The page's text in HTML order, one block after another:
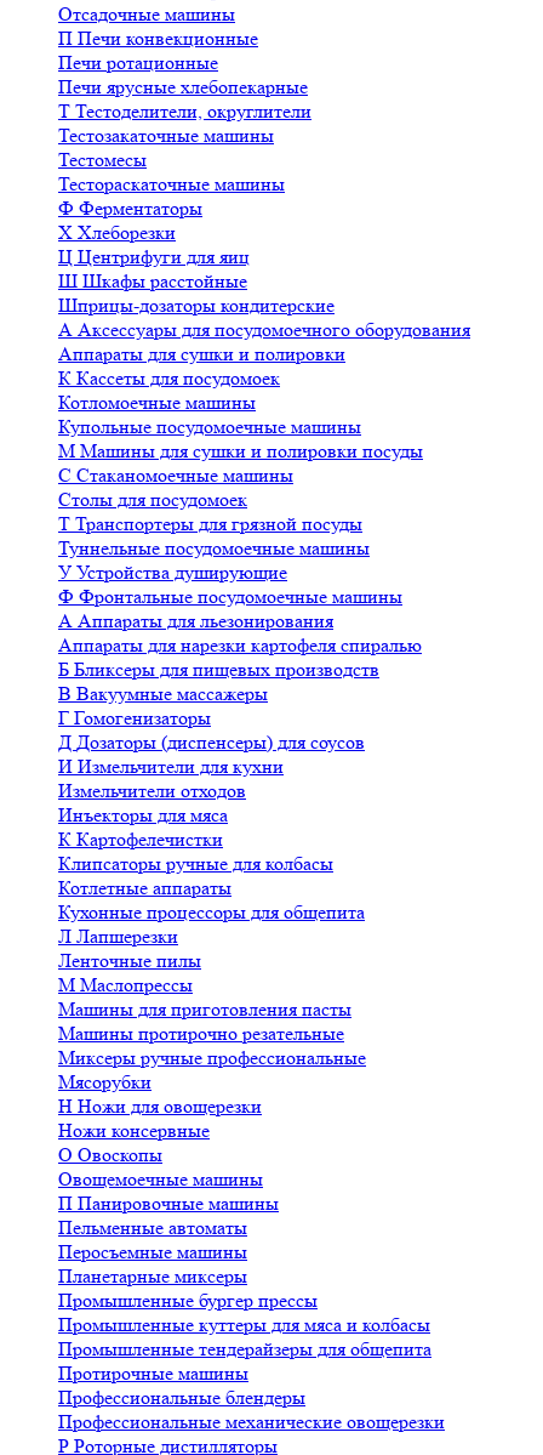
Отсадочные машины
П Печи конвекционные
Печи ротационные
Печи ярусные хлебопекарные
Т Тестоделители, округлители
Тестозакаточные машины
Тестомесы
Тестораскаточные машины
Ф Ферментаторы
Х Хлеборезки
Ц Центрифуги для яиц
Ш Шкафы расстойные
Шприцы-дозаторы кондитерские
А Аксессуары для посудомоечного оборудования
Аппараты для сушки и полировки
К Кассеты для посудомоек
Котломоечные машины
Купольные посудомоечные машины
М Машины для сушки и полировки посуды
С Стаканомоечные машины
Столы для посудомоек
Т Транспортеры для грязной посуды
Туннельные посудомоечные машины
У Устройства душирующие
Ф Фронтальные посудомоечные машины
А Аппараты для льезонирования
Аппараты для нарезки картофеля спиралью
Б Бликсеры для пищевых производств
В Вакуумные массажеры
Г Гомогенизаторы
Д Дозаторы (диспенсеры) для соусов
И Измельчители для кухни
Измельчители отходов
Инъекторы для мяса
К Картофелечистки
Клипсаторы ручные для колбасы
Котлетные аппараты
Кухонные процессоры для общепита
Л Лапшерезки
Ленточные пилы
М Маслопрессы
Машины для приготовления пасты
Машины протирочно резательные
Миксеры ручные профессиональные
Мясорубки
Н Ножи для овощерезки
Ножи консервные
О Овоскопы
Овощемоечные машины
П Панировочные машины
Пельменные автоматы
Перосъемные машины
Планетарные миксеры
Промышленные бургер прессы
Промышленные куттеры для мяса и колбасы
Промышленные тендерайзеры для общепита
Протирочные машины
Профессиональные блендеры
Профессиональные механические овощерезки
Р Роторные дистилляторы